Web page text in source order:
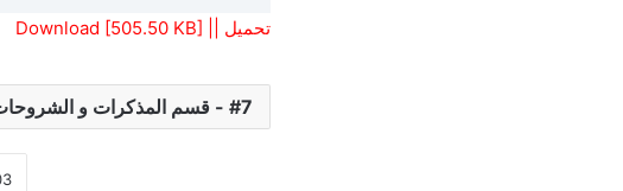
تحميل || Download [505.50 KB]
7 - قسم المذكرات و الشروحات